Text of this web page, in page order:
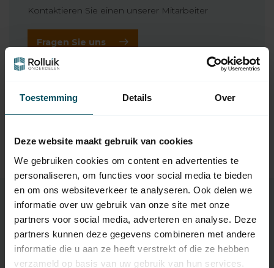
Toestemming Details Over
Deze website maakt gebruik van cookies
We gebruiken cookies om content en advertenties te
personaliseren, om functies voor social media te bieden
en om ons websiteverkeer te analyseren. Ook delen we
informatie over uw gebruik van onze site met onze
partners voor social media, adverteren en analyse. Deze
partners kunnen deze gegevens combineren met andere
informatie die u aan ze heeft verstrekt of die ze hebben
verzameld op basis van uw gebruik van hun services.
Kontaktieren Sie einen unserer Mitarbeiter
Fragen Sie uns
Ergänzende Produkte
https://www.rolluikonderdelen.nl/de/marken/schoen/rolll
adenmotor-anpassungssaetze/groesse-m-45-mm-5-
bis-50-nm/
Eigenschaften